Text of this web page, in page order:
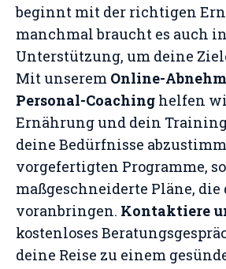
beginnt mit der richtigen
manchmal braucht es auch
Unterstützung, um deine
Mit unserem Online-
Personal-Coaching helfen
Ernährung und dein
deine Bedürfnisse
vorgefertigten Programme,
maßgeschneiderte Pläne,
voranbringen. Kontaktiere
kostenloses
deine Reise zu einem